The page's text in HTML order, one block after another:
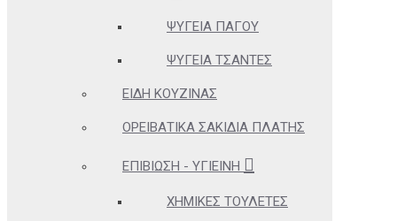
ΨΥΓΕΊΑ ΠΆΓΟΥ
ΨΥΓΕΊΑ ΤΣΆΝΤΕΣ
ΕΊΔΗ ΚΟΥΖΊΝΑΣ
ΟΡΕΙΒΑΤΙΚΆ ΣΑΚΊΔΙΑ ΠΛΆΤΗΣ
ΕΠΙΒΊΩΣΗ - ΥΓΙΕΙΝΉ
ΧΗΜΙΚΈΣ ΤΟΥΛΈΤΕΣ